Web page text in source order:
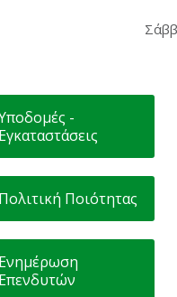
-
Εγκαταστάσεις
Πολιτική Ποιότητας
Ενημέρωση
Επενδυτών